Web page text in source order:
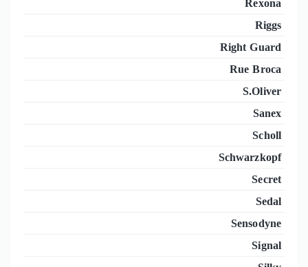
Riggs
Right Guard
Rue Broca
S.Oliver
Sanex
Scholl
Schwarzkopf
Secret
Sedal
Sensodyne
Signal